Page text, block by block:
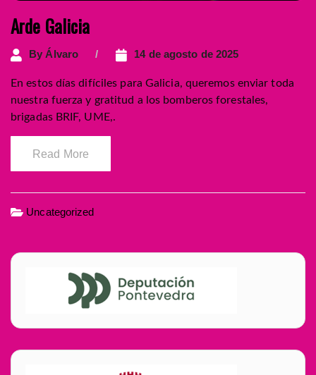
Arde Galicia
By Álvaro 14 de agosto de 2025
En estos días difíciles para Galicia, queremos enviar toda
nuestra fuerza y gratitud a los bomberos forestales,
brigadas BRIF, UME,.
Read More
Uncategorized